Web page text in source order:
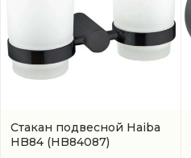
Стакан подвесной Haiba
HB84 (HB84087)